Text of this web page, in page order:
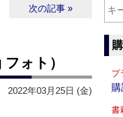
次の記事 »
ォト）
2022年03月25日 (金)
プ
購
書